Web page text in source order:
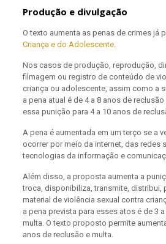
Produção e divulgação
O texto aumenta as penas de crimes já
Criança e do Adolescente.
Nos casos de produção, reprodução,
filmagem ou registro de conteúdo de
criança ou adolescente, assim como a
a pena atual é de 4 a 8 anos de
essa punição para 4 a 10 anos de
A pena é aumentada em um terço se a
ocorrer por meio da internet, das redes
tecnologias da informação e
Além disso, a proposta aumenta a
troca, disponibiliza, transmite, distribui,
material de violência sexual contra
a pena prevista para esses atos é de 3
multa. O texto proposto permite
anos de reclusão e multa.